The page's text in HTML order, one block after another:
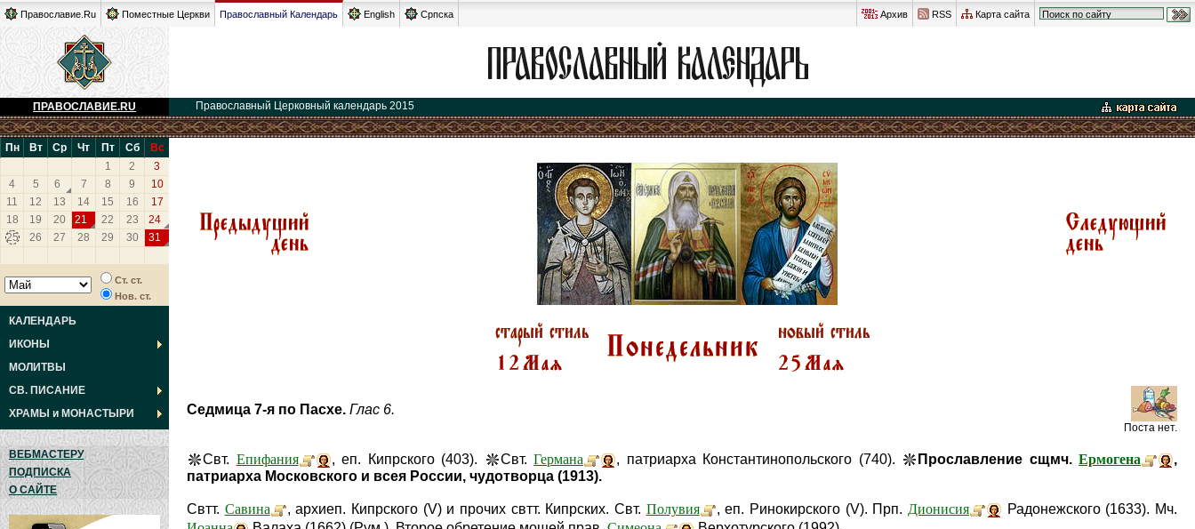
Православие.Ru Поместные Церкви Православный Календарь English Српска Архив RSS Карта сайта
ПРАВОСЛАВИЕ.RU Православный Церковный календарь 2015
Пн Вт Ср Чт Пт Сб
Вс
1
2
3
4
5 6 7 8 9
10
11
12 13 14 15 16
17
18
19 20 21 22 23
24
25
26 27 28 29 30 31
Ст. ст.
Нов. ст.
КАЛЕНДАРЬ
ИКОНЫ
МОЛИТВЫ
СВ. ПИСАНИЕ
ХРАМЫ и МОНАСТЫРИ
ВЕБМАСТЕРУ
ПОДПИСКА
О САЙТЕ
Седмица 7-я по Пасхе. Глас 6.
Поста нет.
Свт. Епифания , еп. Кипрского (403). Свт. Германа , патриарха Константинопольского (740). Прославление сщмч. Ермогена
,
патриарха Московского и всея России, чудотворца (1913).
Свтт. Савина , архиеп. Кипрского (V) и прочих свтт. Кипрских. Свт. Полувия , еп. Ринокирского (V). Прп. Дионисия Радонежского (1633). Мч.